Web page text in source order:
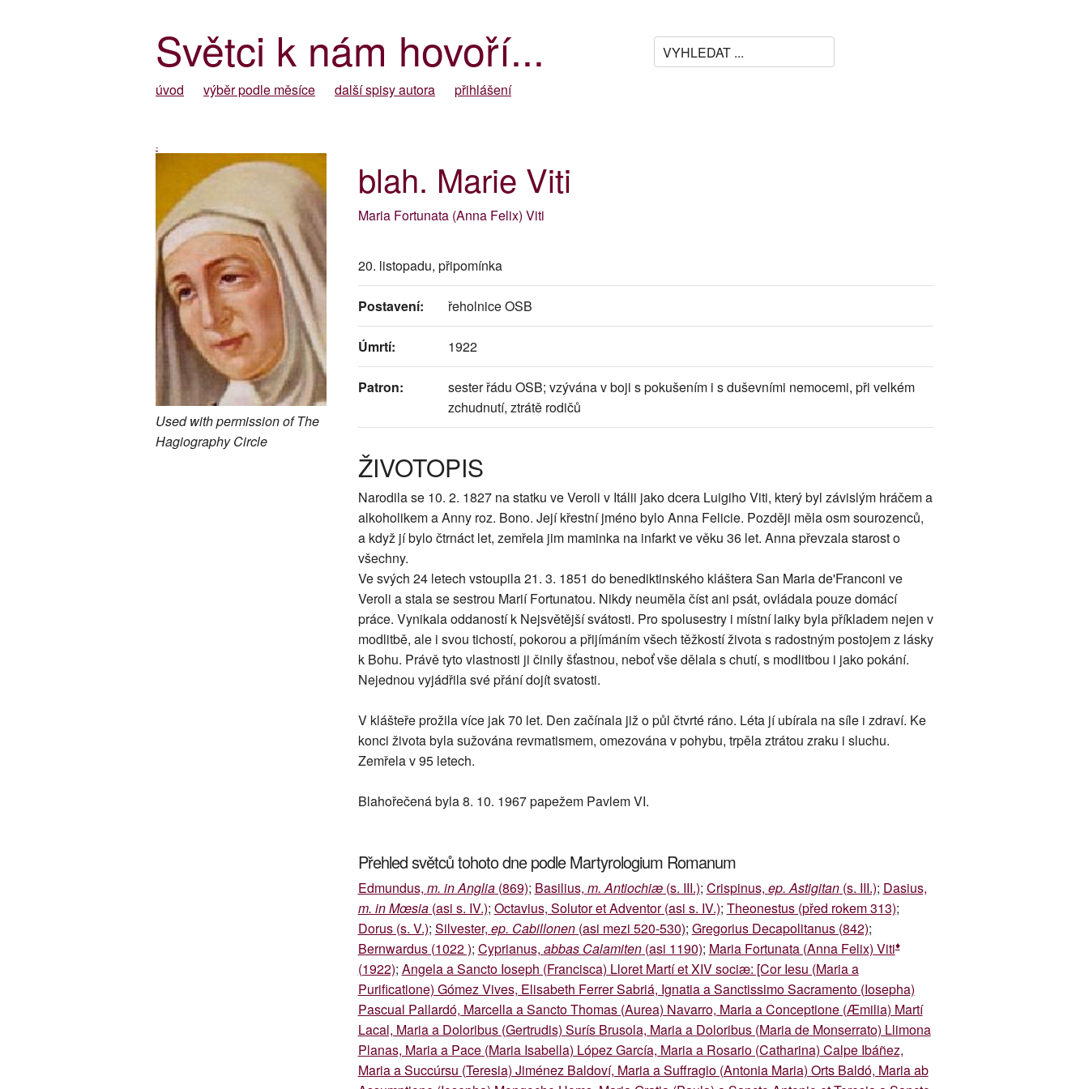
Světci k nám hovoří...
úvod výběr podle měsíce další spisy autora přihlášení
-
Used with permission of The
Hagiography Circle
blah. Marie Viti
Maria Fortunata (Anna Felix) Viti
20. listopadu, připomínka
Postavení: řeholnice OSB
Úmrtí: 1922
Patron:
sester řádu OSB; vzývána v boji s pokušením i s duševními nemocemi, při velkém
zchudnutí, ztrátě rodičů
ŽIVOTOPIS
Narodila se 10. 2. 1827 na statku ve Veroli v Itálii jako dcera Luigiho Viti, který byl závislým hráčem a
alkoholikem a Anny roz. Bono. Její křestní jméno bylo Anna Felicie. Později měla osm sourozenců,
a když jí bylo čtrnáct let, zemřela jim maminka na infarkt ve věku 36 let. Anna převzala starost o
všechny.
Ve svých 24 letech vstoupila 21. 3. 1851 do benediktinského kláštera San Maria de'Franconi ve
Veroli a stala se sestrou Marií Fortunatou. Nikdy neuměla číst ani psát, ovládala pouze domácí
práce. Vynikala oddaností k Nejsvětější svátosti. Pro spolusestry i místní laiky byla příkladem nejen v
modlitbě, ale i svou tichostí, pokorou a přijímáním všech těžkostí života s radostným postojem z lásky
k Bohu. Právě tyto vlastnosti ji činily šťastnou, neboť vše dělala s chutí, s modlitbou i jako pokání.
Nejednou vyjádřila své přání dojít svatosti.
V klášteře prožila více jak 70 let. Den začínala již o půl čtvrté ráno. Léta jí ubírala na síle i zdraví. Ke
konci života byla sužována revmatismem, omezována v pohybu, trpěla ztrátou zraku i sluchu.
Zemřela v 95 letech.
Blahořečená byla 8. 10. 1967 papežem Pavlem VI.
Přehled světců tohoto dne podle Martyrologium Romanum
Edmundus, m. in Anglia(869); Basilius, m. Antiochiæ(s. III.); Crispinus, ep. Astigitan(s. III.); Dasius,
m. in Mœsia(asi s. IV.); Octavius, Solutor et Adventor (asi s. IV.); Theonestus (před rokem 313);
Dorus (s. V.); Silvester, ep. Cabillonen(asi mezi 520-530); Gregorius Decapolitanus (842);
Bernwardus (1022 ); Cyprianus, abbas Calamiten(asi 1190); Maria Fortunata (Anna Felix) Viti♦
(1922); Angela a Sancto Ioseph (Francisca) Lloret Martí et XIV sociæ: [Cor Iesu (Maria a
Purificatione) Gómez Vives, Elisabeth Ferrer Sabriá, Ignatia a Sanctissimo Sacramento (Iosepha)
Pascual Pallardó, Marcella a Sancto Thomas (Aurea) Navarro, Maria a Conceptione (Æmilia) Martí
Lacal, Maria a Doloribus (Gertrudis) Surís Brusola, Maria a Doloribus (Maria de Monserrato) Llimona
Planas, Maria a Pace (Maria Isabella) López García, Maria a Rosario (Catharina) Calpe Ibáñez,
Maria a Succúrsu (Teresia) Jiménez Baldoví, Maria a Suffragio (Antonia Maria) Orts Baldó, Maria ab